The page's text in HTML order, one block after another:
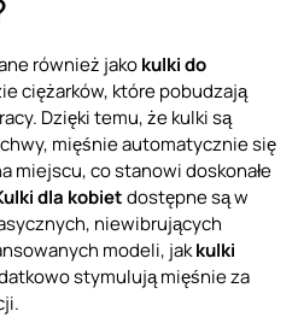
również jakokulki do
ciężarków, które pobudzają
Dzięki temu, że kulki są
mięśnie automatycznie się
miejscu, co stanowi doskonałe
dla kobietdostępne są w
niewibrujących
modeli, jakkulki
stymulują mięśnie za